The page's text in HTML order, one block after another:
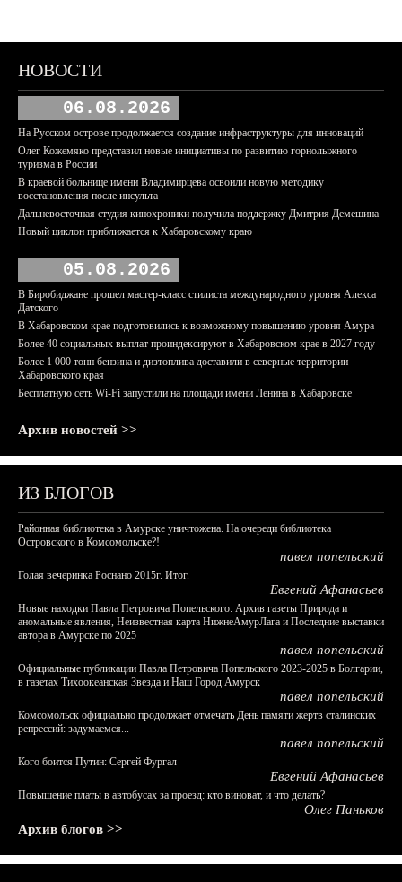
НОВОСТИ
06.08.2026
На Русском острове продолжается создание инфраструктуры для инноваций
Олег Кожемяко представил новые инициативы по развитию горнолыжного
туризма в России
В краевой больнице имени Владимирцева освоили новую методику
восстановления после инсульта
Дальневосточная студия кинохроники получила поддержку Дмитрия Демешина
Новый циклон приближается к Хабаровскому краю
05.08.2026
В Биробиджане прошел мастер-класс стилиста международного уровня Алекса
Датского
В Хабаровском крае подготовились к возможному повышению уровня Амура
Более 40 социальных выплат проиндексируют в Хабаровском крае в 2027 году
Более 1 000 тонн бензина и дизтоплива доставили в северные территории
Хабаровского края
Бесплатную сеть Wi-Fi запустили на площади имени Ленина в Хабаровске
Архив новостей >>
ИЗ БЛОГОВ
Районная библиотека в Амурске уничтожена. На очереди библиотека
Островского в Комсомольске?!
павел попельский
Голая вечеринка Роснано 2015г. Итог.
Евгений Афанасьев
Новые находки Павла Петровича Попельского: Архив газеты Природа и
аномальные явления, Неизвестная карта НижнеАмурЛага и Последние выставки
автора в Амурске по 2025
павел попельский
Официальные публикации Павла Петровича Попельского 2023-2025 в Болгарии,
в газетах Тихоокеанская Звезда и Наш Город Амурск
павел попельский
Комсомольск официально продолжает отмечать День памяти жертв сталинских
репрессий: задумаемся...
павел попельский
Кого боится Путин: Сергей Фургал
Евгений Афанасьев
Повышение платы в автобусах за проезд: кто виноват, и что делать?
Олег Паньков
Архив блогов >>